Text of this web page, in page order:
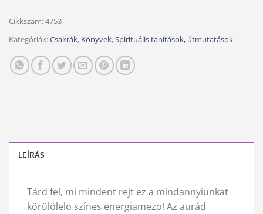
Cikkszám:4753
Kategóriák:Csakrák, Könyvek,Spirituális tanítások, útmutatások
LEÍRÁS
Tárd fel, mi mindent rejt ez a mindannyiunkat
körülölelo színes energiamezo! Az aurád